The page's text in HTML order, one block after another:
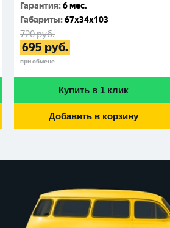
Гарантия:6 мес.
Габариты:67x34x103
720руб.
695 руб.
при обмене
Купить в 1 клик
Добавить в корзину